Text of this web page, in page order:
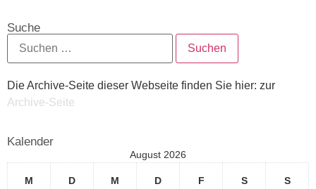
Suche
Die Archive-Seite dieser Webseite finden Sie hier: zur
Archive-Seite
Kalender
August 2026
M D M D F S S